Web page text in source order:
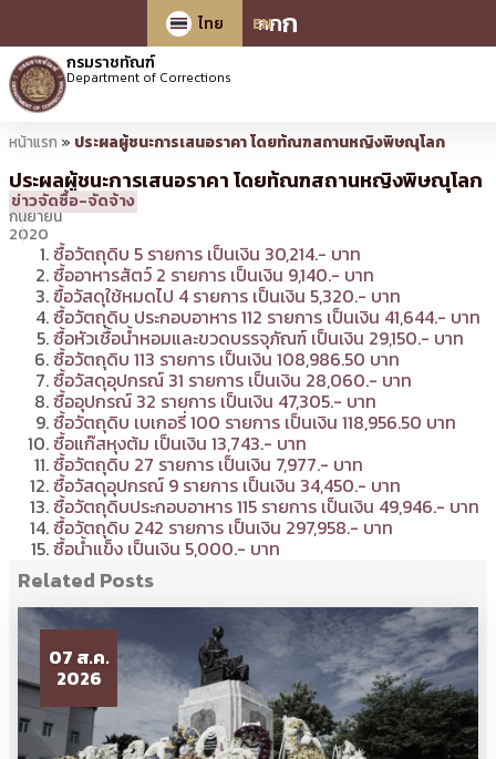
กกก
ไทย
EN
กรมราชทัณฑ์
Department of Corrections
หน้าแรก » ประผลผู้ชนะการเสนอราคา โดยท้ณฑสถานหญิงพิษณุโลก
ประผลผู้ชนะการเสนอราคา โดยท้ณฑสถานหญิงพิษณุโลก
16
กันยายน
2020
15:50 น.
โดย
bantita
ข่าวจัดซื้อ-จัดจ้าง
ซื้อวัตถุดิบ 5 รายการ เป็นเงิน 30,214.- บาท
ซื้ออาหารสัตว์ 2 รายการ เป็นเงิน 9,140.- บาท
ฃื้อวัสดุใช้หมดไป 4 รายการ เป็นเงิน 5,320.- บาท
ซื้อวัตถุดิบ ประกอบอาหาร 112 รายการ เป็นเงิน 41,644.- บาท
ซื้อหัวเชื้อน้ำหอมและขวดบรรจุภัณฑ์ เป็นเงิน 29,150.- บาท
ซื้อวัตถุดิบ 113 รายการ เป็นเงิน 108,986.50 บาท
ซื้อวัสดุอุปกรณ์ 31 รายการ เป็นเงิน 28,060.- บาท
ซื้ออุปกรณ์ 32 รายการ เป็นเงิน 47,305.- บาท
ซื้อวัตถุดิบ เบเกอรี่ 100 รายการ เป็นเงิน 118,956.50 บาท
ซื้อแก๊สหุงต้ม เป็นเงิน 13,743.- บาท
ซื้อวัตถุดิบ 27 รายการ เป็นเงิน 7,977.- บาท
ซื้อวัสดุอุปกรณ์ 9 รายการ เป็นเงิน 34,450.- บาท
ซื้อวัตถุดิบประกอบอาหาร 115 รายการ เป็นเงิน 49,946.- บาท
ซื้อวัตถุดิบ 242 รายการ เป็นเงิน 297,958.- บาท
ซื้อน้ำแข็ง เป็นเงิน 5,000.- บาท
Related Posts
07 ส.ค.
2026